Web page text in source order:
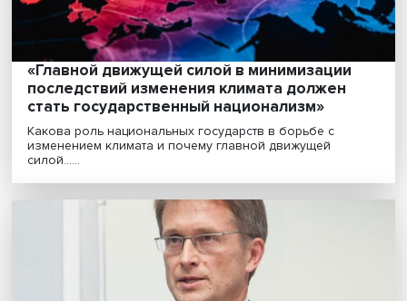
Ярослав Кузьминов представил в Госдуме
точку зрения экспертов ВШЭ на проект
федерального бюджета
Комитет Госдумы по бюджету и налогам 25 октября